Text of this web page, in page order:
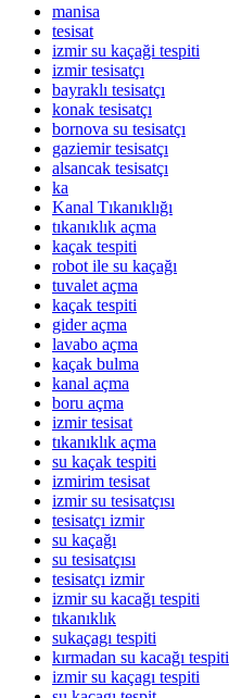
manisa
tesisat
izmir su kaçaği tespiti
izmir tesisatçı
bayraklı tesisatçı
konak tesisatçı
bornova su tesisatçı
gaziemir tesisatçı
alsancak tesisatçı
ka
Kanal Tıkanıklığı
tıkanıklık açma
kaçak tespiti
robot ile su kaçağı
tuvalet açma
kaçak tespiti
gider açma
lavabo açma
kaçak bulma
kanal açma
boru açma
izmir tesisat
tıkanıklık açma
su kaçak tespiti
izmirim tesisat
izmir su tesisatçısı
tesisatçı izmir
su kaçağı
su tesisatçısı
tesisatçı izmir
izmir su kacağı tespiti
tıkanıklık
sukaçagı tespiti
kırmadan su kacağı tespiti
izmir su kaçagı tespiti